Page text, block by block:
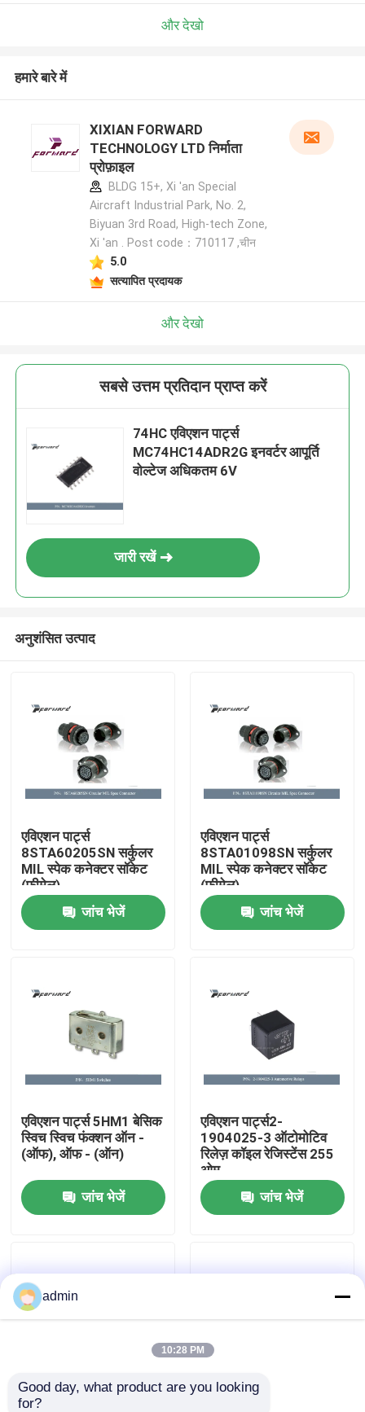
उत्पाद
कारखाने का दौरा
गुणवत्ता नियंत्रण
समाचार
एविएशन पार्ट्स
और देखो
हमारे बारे में
XIXIAN FORWARD
TECHNOLOGY LTD निर्माता
प्रोफ़ाइल
BLDG 15+, Xi 'an Special
Aircraft Industrial Park, No. 2,
Biyuan 3rd Road, High-tech Zone,
Xi 'an . Post code：710117 ,चीन
5.0
सत्यापित प्रदायक
और देखो
सबसे उत्तम प्रतिदान प्राप्त करें
74HC एविएशन पार्ट्स
MC74HC14ADR2G इनवर्टर आपूर्ति
वोल्टेज अधिकतम 6V
जारी रखें
अनुशंसित उत्पाद
एविएशन पार्ट्स
8STA60205SN सर्कुलर
MIL स्पेक कनेक्टर सॉकेट
(फीमेल)
जांच भेजें
एविएशन पार्ट्स
8STA01098SN सर्कुलर
MIL स्पेक कनेक्टर सॉकेट
(फीमेल)
जांच भेजें
एविएशन पार्ट्स 5HM1 बेसिक
स्विच स्विच फंक्शन ऑन -
(ऑफ), ऑफ - (ऑन)
जांच भेजें
एविएशन पार्ट्स2-
1904025-3 ऑटोमोटिव
रिलेज़ कॉइल रेजिस्टेंस 255
ओम
जांच भेजें
एविएशन पार्ट्स XQV300-
admin
10:28 PM
Good day, what product are you looking
for?